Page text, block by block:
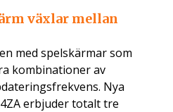
växlar mellan
med spelskärmar som
kombinationer av
Nya
erbjuder totalt tre